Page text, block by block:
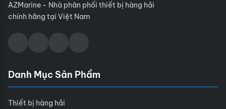
AZMarine - Nhà phân phối thiết bị hàng hải
chính hãng tại Việt Nam
Danh Mục Sản Phẩm
Thiết bị hàng hải